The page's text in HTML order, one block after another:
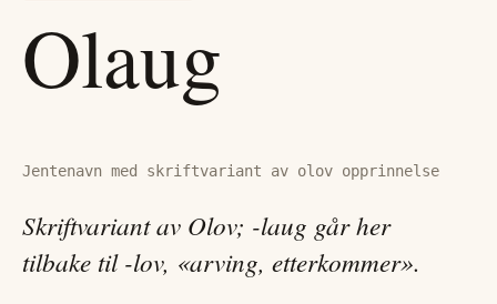
Olaug
Jentenavn med skriftvariant av olov opprinnelse
Skriftvariant av Olov; -laug går her
tilbake til -lov, «arving, etterkommer».